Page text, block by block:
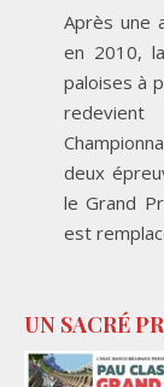
Après une
en 2010,
paloises à
deux
le Grand
est
UN SACRÉ